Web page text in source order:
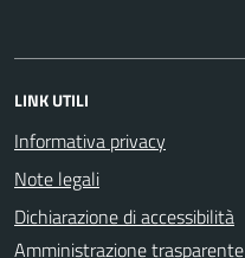
LINK UTILI
Informativa privacy
Note legali
Dichiarazione di accessibilità
Amministrazione trasparente